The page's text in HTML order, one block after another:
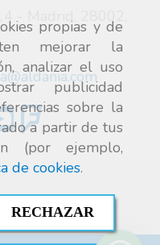
propias y de
mejorar la
analizar el uso
publicidad
sobre la
a partir de tus
(por ejemplo,
de cookies.
RECHAZAR
- Madrid 28002
aldania.com